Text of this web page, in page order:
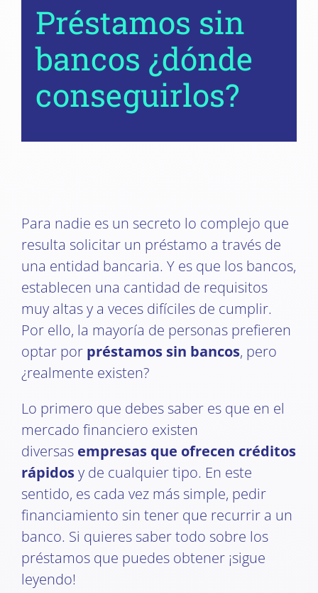
Préstamos sin
bancos ¿dónde
conseguirlos?
Para nadie es un secreto lo complejo que
resulta solicitar un préstamo a través de
una entidad bancaria. Y es que los bancos,
establecen una cantidad de requisitos
muy altas y a veces difíciles de cumplir.
Por ello, la mayoría de personas prefieren
optar por préstamos sin bancos, pero
¿realmente existen?
Lo primero que debes saber es que en el
mercado financiero existen
diversas empresas que ofrecen créditos
rápidosy de cualquier tipo. En este
sentido, es cada vez más simple, pedir
financiamiento sin tener que recurrir a un
banco. Si quieres saber todo sobre los
préstamos que puedes obtener ¡sigue
leyendo!